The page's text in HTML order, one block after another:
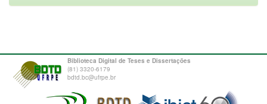
Biblioteca Digital de Teses e Dissertações
(81) 3320-6179
bdtd.bc@ufrpe.br